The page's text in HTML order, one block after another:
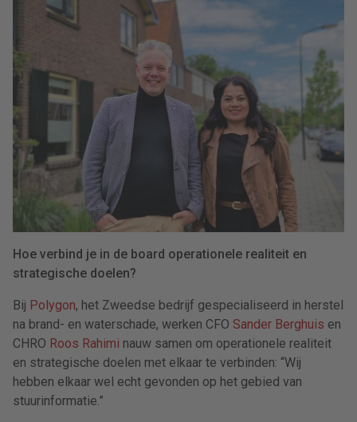
Hoe verbind je in de board operationele realiteit en
strategische doelen?
Bij Polygon, het Zweedse bedrijf gespecialiseerd in herstel
na brand- en waterschade, werken CFO Sander Berghuis en
CHRO Roos Rahimi nauw samen om operationele realiteit
en strategische doelen met elkaar te verbinden: “Wij
hebben elkaar wel echt gevonden op het gebied van
stuurinformatie.”